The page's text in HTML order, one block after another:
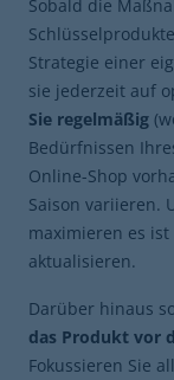
Sobald die
Strategie einer
sie jederzeit auf
Sie regelmäßig
Bedürfnissen
Online-Shop
Saison variieren.
maximieren es
aktualisieren.
Darüber hinaus
das Produkt vor
Fokussieren Sie